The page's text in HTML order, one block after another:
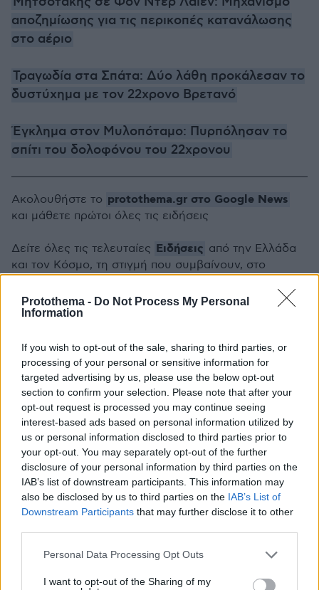
Protothema - Do Not Process My Personal
Information
If you wish to opt-out of the sale, sharing to third parties, or
processing of your personal or sensitive information for
targeted advertising by us, please use the below opt-out
section to confirm your selection. Please note that after your
opt-out request is processed you may continue seeing
interest-based ads based on personal information utilized by
us or personal information disclosed to third parties prior to
your opt-out. You may separately opt-out of the further
disclosure of your personal information by third parties on the
IAB’s list of downstream participants. This information may
also be disclosed by us to third parties on the IAB’s List of
Downstream Participants that may further disclose it to other
Please note that this website/app uses one or more Google
not limited to your visit or usage behaviour. You may click to
Personal Data Processing Opt Outs
I want to opt-out of the Sharing of my
αποζημίωσης για τις περικοπές κατανάλωσης
στο αέριο
Τραγωδία στα Σπάτα: Δύο λάθη προκάλεσαν το
δυστύχημα με τον 22χρονο Βρετανό
Έγκλημα στον Μυλοπόταμο: Πυρπόλησαν το
σπίτι του δολοφόνου του 22χρονου
Ακολουθήστε το protothema.gr στο Google News
και μάθετε πρώτοι όλες τις ειδήσεις
Δείτε όλες τις τελευταίες Ειδήσεις από την Ελλάδα
και τον Κόσμο, τη στιγμή που συμβαίνουν, στο